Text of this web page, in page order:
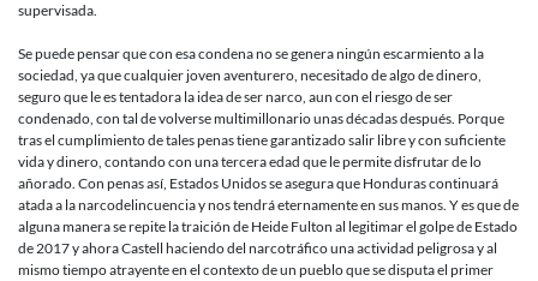
está
son
las
inmediatas
que
deja
este
caso
supervisada.
Se puede pensar que con esa condena no se genera ningún escarmiento a la
sociedad, ya que cualquier joven aventurero, necesitado de algo de dinero,
seguro que le es tentadora la idea de ser narco, aun con el riesgo de ser
condenado, con tal de volverse multimillonario unas décadas después. Porque
tras el cumplimiento de tales penas tiene garantizado salir libre y con suficiente
vida y dinero, contando con una tercera edad que le permite disfrutar de lo
añorado. Con penas así, Estados Unidos se asegura que Honduras continuará
atada a la narcodelincuencia y nos tendrá eternamente en sus manos. Y es que de
alguna manera se repite la traición de Heide Fulton al legitimar el golpe de Estado
de 2017 y ahora Castell haciendo del narcotráfico una actividad peligrosa y al
mismo tiempo atrayente en el contexto de un pueblo que se disputa el primer